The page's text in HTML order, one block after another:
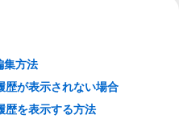
集方法
歴が表示されない場合
歴を表示する方法